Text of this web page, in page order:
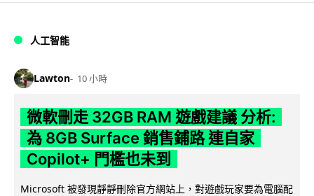
人工智能
Lawton 10 小時
微軟刪走 32GB RAM 遊戲建議 分析:
為 8GB Surface 銷售鋪路 連自家
Copilot+ 門檻也未到
Microsoft 被發現靜靜刪除官方網站上，對遊戲玩家要為電腦配